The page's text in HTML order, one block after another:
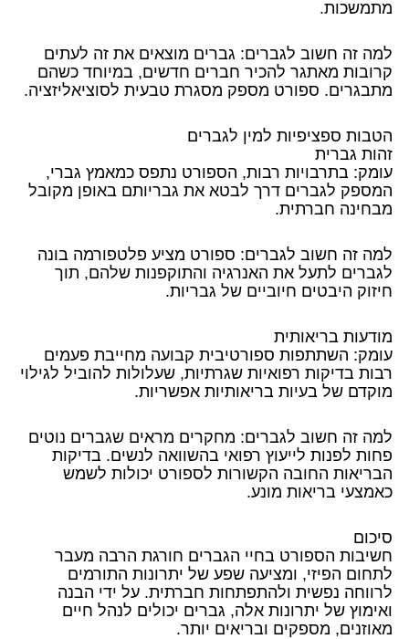
מתמשכות.
למה זה חשוב לגברים: גברים מוצאים את זה לעתים
קרובות מאתגר להכיר חברים חדשים, במיוחד כשהם
מתבגרים. ספורט מספק מסגרת טבעית לסוציאליזציה.
הטבות ספציפיות למין לגברים
זהות גברית
עומק: בתרבויות רבות, הספורט נתפס כמאמץ גברי,
המספק לגברים דרך לבטא את גבריותם באופן מקובל
מבחינה חברתית.
למה זה חשוב לגברים: ספורט מציע פלטפורמה בונה
לגברים לתעל את האנרגיה והתוקפנות שלהם, תוך
חיזוק היבטים חיוביים של גבריות.
מודעות בריאותית
עומק: השתתפות ספורטיבית קבועה מחייבת פעמים
רבות בדיקות רפואיות שגרתיות, שעלולות להוביל לגילוי
מוקדם של בעיות בריאותיות אפשריות.
למה זה חשוב לגברים: מחקרים מראים שגברים נוטים
פחות לפנות לייעוץ רפואי בהשוואה לנשים. בדיקות
הבריאות החובה הקשורות לספורט יכולות לשמש
כאמצעי בריאות מונע.
סיכום
חשיבות הספורט בחיי הגברים חורגת הרבה מעבר
לתחום הפיזי, ומציעה שפע של יתרונות התורמים
לרווחה נפשית ולהתפתחות חברתית. על ידי הבנה
ואימוץ של יתרונות אלה, גברים יכולים לנהל חיים
מאוזנים, מספקים ובריאים יותר.